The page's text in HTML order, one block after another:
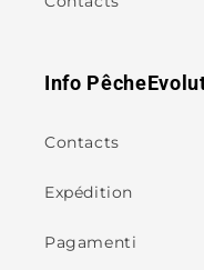
Info
Contacts
Expédition
Pagamenti